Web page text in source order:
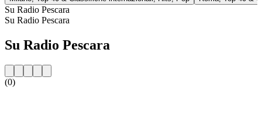
Su Radio Pescara
Su Radio Pescara
Su Radio Pescara
(0)